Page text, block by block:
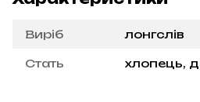
Виріб лонгслів
Стать хлопець,